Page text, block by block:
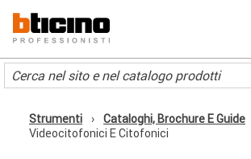
contenuto
principale
Main
navigation
Briciole
di
Strumenti Cataloghi, Brochure E Guide
Videocitofonici E Citofonici